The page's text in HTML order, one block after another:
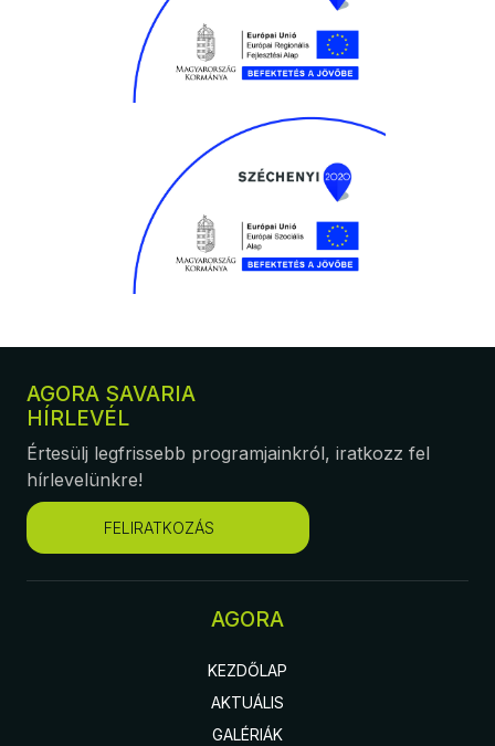
AGORA SAVARIA
HÍRLEVÉL
Értesülj legfrissebb programjainkról, iratkozz fel
hírlevelünkre!
FELIRATKOZÁS
AGORA
KEZDŐLAP
AKTUÁLIS
GALÉRIÁK